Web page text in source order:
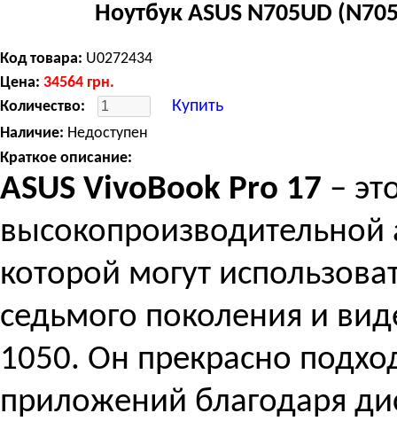
Ноутбук ASUS N705UD
Код товара: U0272434
Цена: 34564 грн.
Количество:
Купить
Наличие: Недоступен
Краткое описание:
ASUS VivoBook Pro 17 –
которой могут
седьмого поколения и
1050. Он прекрасно
приложений благодаря